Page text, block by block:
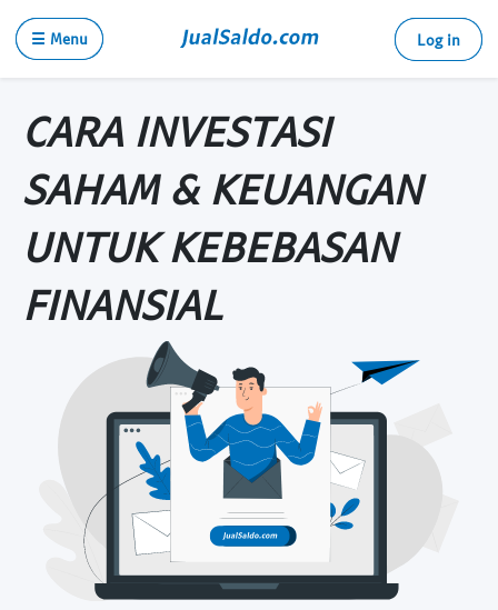
☰ Menu Log in
CARA INVESTASI
SAHAM & KEUANGAN
UNTUK KEBEBASAN
FINANSIAL